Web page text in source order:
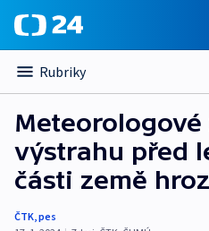
Rubriky
výstrahu před
části země
ČTK,pes